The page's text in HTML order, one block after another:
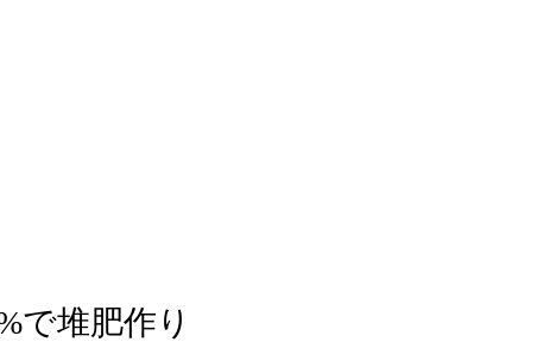
で堆肥作り